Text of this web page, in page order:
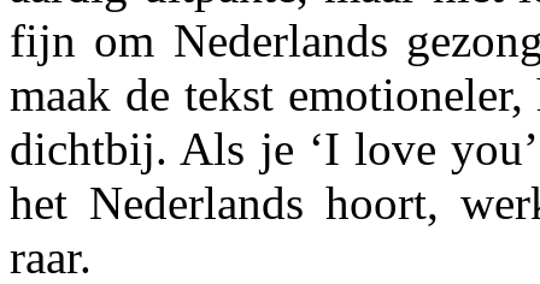
fijn om Nederlands
maak de tekst
dichtbij. Als je ‘I love
het Nederlands hoort,
raar.